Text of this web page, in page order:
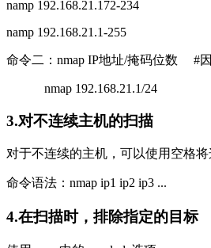
namp 192.168.21.172-234
namp 192.168.21.1-255
命令二：nmap IP地址/掩码位数 #
nmap 192.168.21.1/24
3.对不连续主机的扫描
对于不连续的主机，可以使用空格
命令语法：nmap ip1 ip2 ip3 ...
4.在扫描时，排除指定的目标